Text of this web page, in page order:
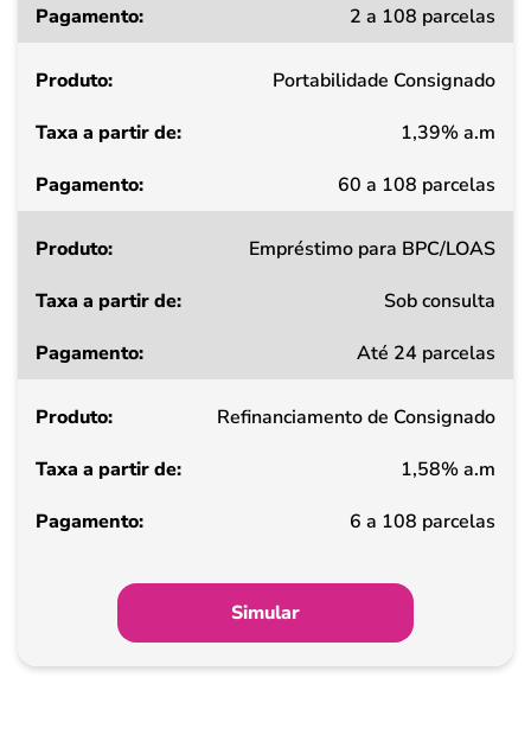
a
de
Pagamento
2 a 108 parcelas
Portabilidade Consignado
1,39% a.m
60 a 108 parcelas
Empréstimo para BPC/LOAS
Sob consulta
Até 24 parcelas
Refinanciamento de Consignado
1,58% a.m
6 a 108 parcelas
Simular